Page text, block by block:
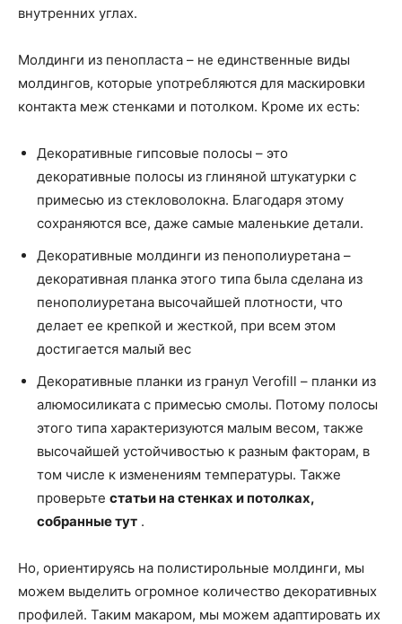
внутренних углах.
Молдинги из пенопласта – не единственные виды
молдингов, которые употребляются для маскировки
контакта меж стенками и потолком. Кроме их есть:
Декоративные гипсовые полосы – это
декоративные полосы из глиняной штукатурки с
примесью из стекловолокна. Благодаря этому
сохраняются все, даже самые маленькие детали.
Декоративные молдинги из пенополиуретана –
декоративная планка этого типа была сделана ​​из
пенополиуретана высочайшей плотности, что
делает ее крепкой и жесткой, при всем этом
достигается малый вес
Декоративные планки из гранул Verofill – планки из
алюмосиликата с примесью смолы. Потому полосы
этого типа характеризуются малым весом, также
высочайшей устойчивостью к разным факторам, в
том числе к изменениям температуры. Также
проверьте статьи на стенках и потолках,
собранные тут .
Но, ориентируясь на полистирольные молдинги, мы
можем выделить огромное количество декоративных
профилей. Таким макаром, мы можем адаптировать их